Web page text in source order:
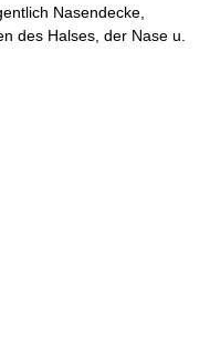
Nasendecke,
des Halses, der Nase u.